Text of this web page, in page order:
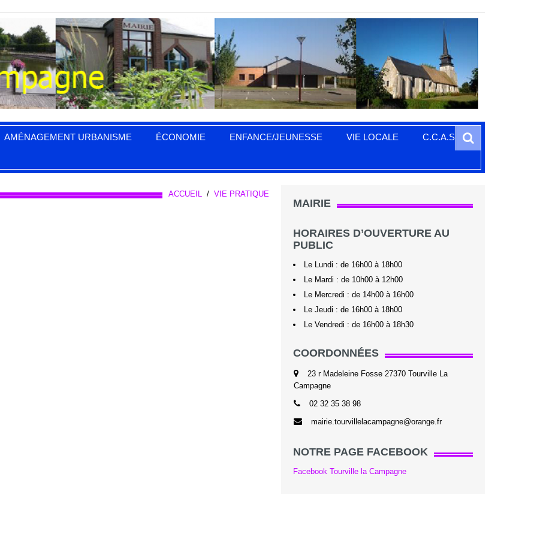
AMÉNAGEMENT URBANISME ÉCONOMIE ENFANCE/JEUNESSE VIE LOCALE C.C.A.S.
ACCUEIL / VIE PRATIQUE
MAIRIE
HORAIRES D’OUVERTURE AU
PUBLIC
Le Lundi : de 16h00 à 18h00
Le Mardi : de 10h00 à 12h00
Le Mercredi : de 14h00 à 16h00
Le Jeudi : de 16h00 à 18h00
Le Vendredi : de 16h00 à 18h30
COORDONNÉES
23 r Madeleine Fosse 27370 Tourville La
Campagne
02 32 35 38 98
mairie.tourvillelacampagne@orange.fr
NOTRE PAGE FACEBOOK
Facebook Tourville la Campagne